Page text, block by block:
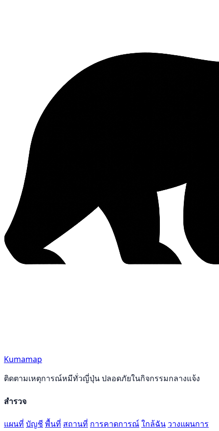
Kumamap
ติดตามเหตุการณ์หมีทั่วญี่ปุ่น ปลอดภัยในกิจกรรมกลางแจ้ง
สำรวจ
แผนที่ บัญชี พื้นที่ สถานที่ การคาดการณ์ใกล้ฉัน วางแผนการ